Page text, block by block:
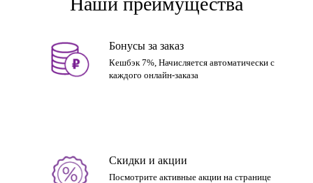
Бонусы за заказ
Кешбэк 7%, Начисляется автоматически с
каждого онлайн-заказа
Скидки и акции
Посмотрите активные акции на странице